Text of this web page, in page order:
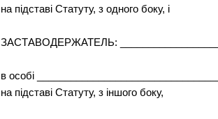
на підставі Статуту, з одного боку, і
ЗАСТАВОДЕРЖАТЕЛЬ:
в особі
на підставі Статуту, з іншого боку,